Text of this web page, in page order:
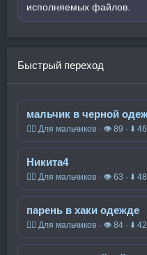
исполняемых файлов.
Быстрый переход
мальчик в черной
🧍‍♂️ Для мальчиков · 👁 89 · ⬇ 46
Никита4
🧍‍♂️ Для мальчиков · 👁 63 · ⬇ 48
парень в хаки одежде
🧍‍♂️ Для мальчиков · 👁 84 · ⬇ 42